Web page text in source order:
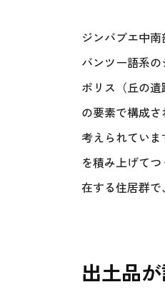
ジンバブエ中
バンツー語系
ポリス（丘の
の要素で構成
考えられてい
を積み上げて
在する住居群で
出土品